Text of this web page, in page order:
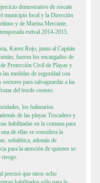
demostrativo de rescate
municipio local y la Dirección
y de Marina Mercante,
estival 2014-2015.
Karen Rojo, junto al Capitán
fueron los encargados de
Protección Civil de Playas y
las medidas de seguridad con
sectores para salvaguardar a las
del borde costero.
los balnearios
de las playas Trocadero y
habilitadas en la comuna para
de ellas se considera la
señalética, además de
para la atención de quienes se
riesgo.
precisó que otros ocho